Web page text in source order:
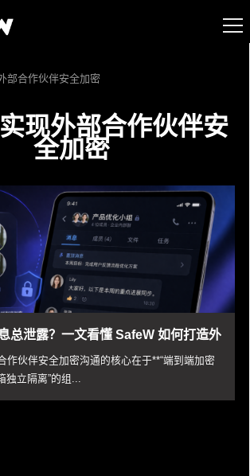
部合作伙伴安全加密
现外部合作伙伴安
全加密
总泄露？一文看懂 SafeW 如何打造外
全加密沟通渠道
作伙伴安全加密沟通的核心在于**“端到端加密
独立隔离”的组...